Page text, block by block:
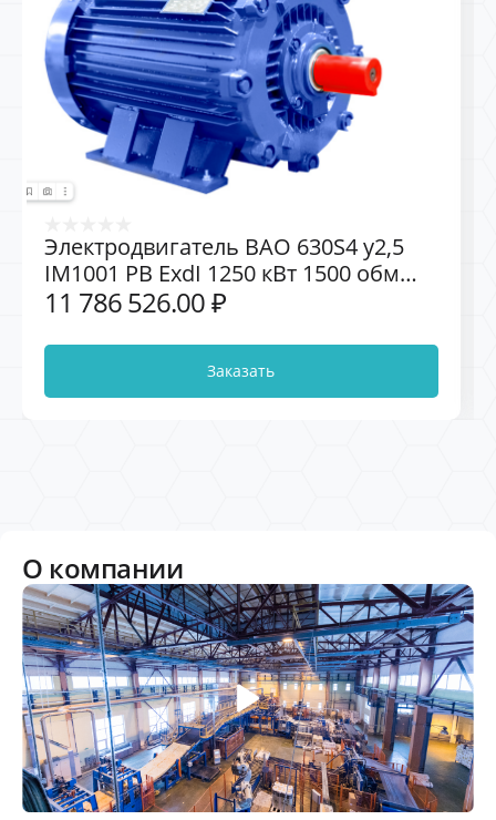
Электродвигатель ВАО 630S4 у2,5
IM1001 РВ ExdI 1250 кВт 1500 обм
6000В
11 786 526.00 ₽
Заказать
О компании